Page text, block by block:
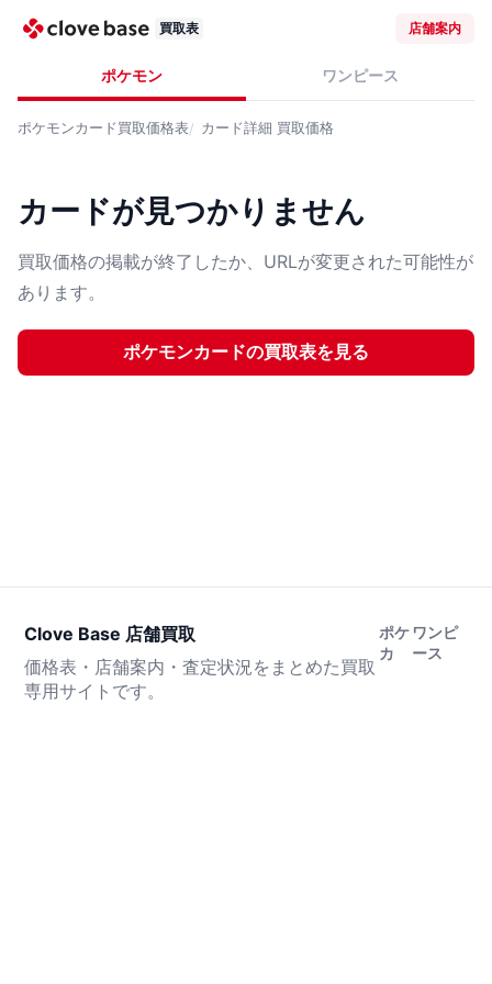
買取表 店舗案内
ポケモン ワンピース
ポケモンカード買取価格表 カード詳細 買取価格
カードが見つかりません
買取価格の掲載が終了したか、URLが変更された可能性が
あります。
ポケモンカードの買取表を見る
Clove Base 店舗買取
価格表・店舗案内・査定状況をまとめた買取
専用サイトです。
ポケ
カ
ワンピ
ース